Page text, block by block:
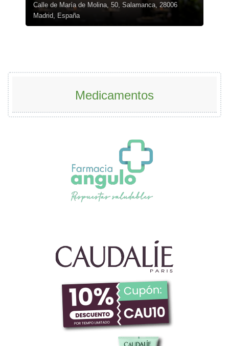
Calle de María de Molina, 50, Salamanca, 28006
Madrid, España
Medicamentos